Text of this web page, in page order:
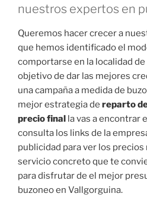
nuestros expertos en
Queremos hacer crecer a
que hemos identificado el
comportarse en la localidad
objetivo de dar las mejores
una campaña a medida de
mejor estrategia de reparto
precio final la vas a encontrar
consulta los links de la
publicidad para ver los precios
servicio concreto que te
para disfrutar de el mejor
buzoneo en Vallgorguina.